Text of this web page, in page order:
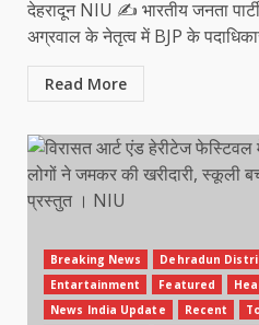
देहरादून NIU ✍️ भारतीय जनता
अग्रवाल के नेतृत्व में BJP के
Read More
Breaking News Dehradun
Entartainment
Featured
News India Update
Recent